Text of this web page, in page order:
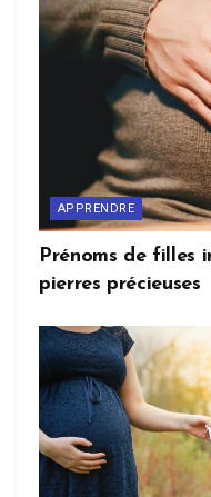
APPRENDRE
Prénoms de filles
pierres précieuses